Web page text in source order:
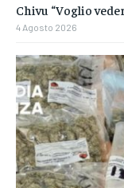
Chivu “Voglio
4 Agosto 2026